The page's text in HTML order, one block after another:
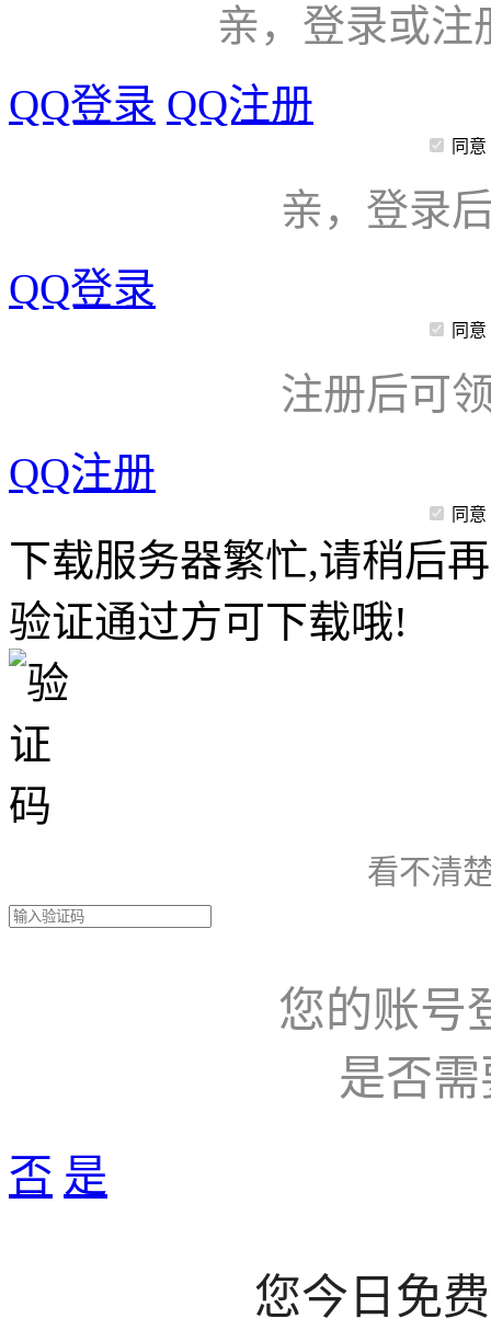
亲，登录或注
QQ登录 QQ注册
同意
亲，登录
QQ登录
同意
注册后可
QQ注册
同意
下载服务器繁忙,请稍后
验证通过方可下载哦!
看不清
您的账号
是否
否 是
您今日免